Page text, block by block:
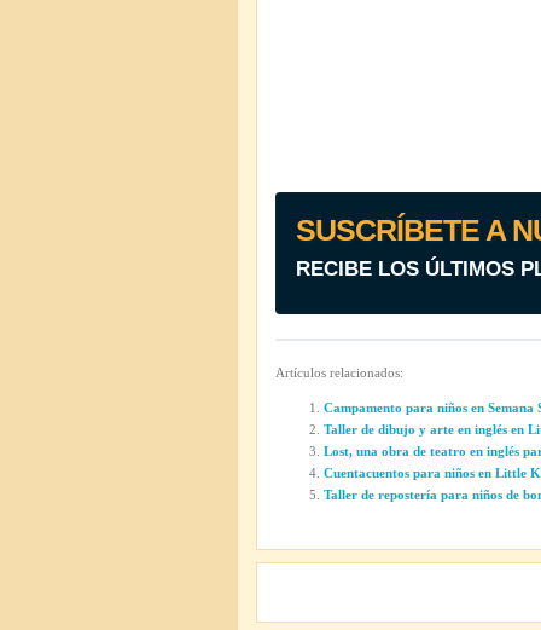
SUSCRÍBETE A
RECIBE LOS ÚLTIMOS
Artículos relacionados:
Campamento para niños en
Taller de dibujo y arte en inglés en
Lost, una obra de teatro en inglés
Cuentacuentos para niños en Little
Taller de repostería para niños de